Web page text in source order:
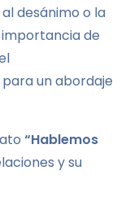
desánimo o la
de
un abordaje
“Hablemos
y su